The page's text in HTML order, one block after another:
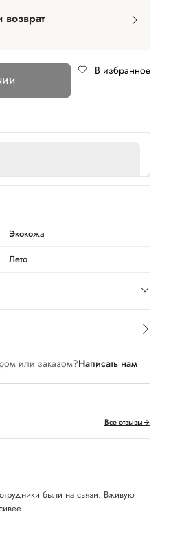
В избранное
или заказом?Написать нам
Все отзывы→
были на связи. Вживую
Экокожа
Лето